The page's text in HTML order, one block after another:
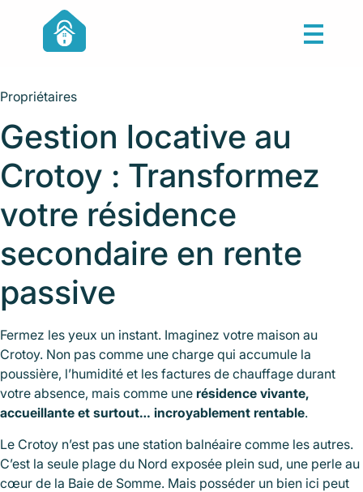
Propriétaires
Gestion locative au
Crotoy : Transformez
votre résidence
secondaire en rente
passive
Fermez les yeux un instant. Imaginez votre maison au
Crotoy. Non pas comme une charge qui accumule la
poussière, l’humidité et les factures de chauffage durant
votre absence, mais comme une résidence vivante,
accueillante et surtout… incroyablement rentable.
Le Crotoy n’est pas une station balnéaire comme les autres.
C’est la seule plage du Nord exposée plein sud, une perle au
cœur de la Baie de Somme. Mais posséder un bien ici peut